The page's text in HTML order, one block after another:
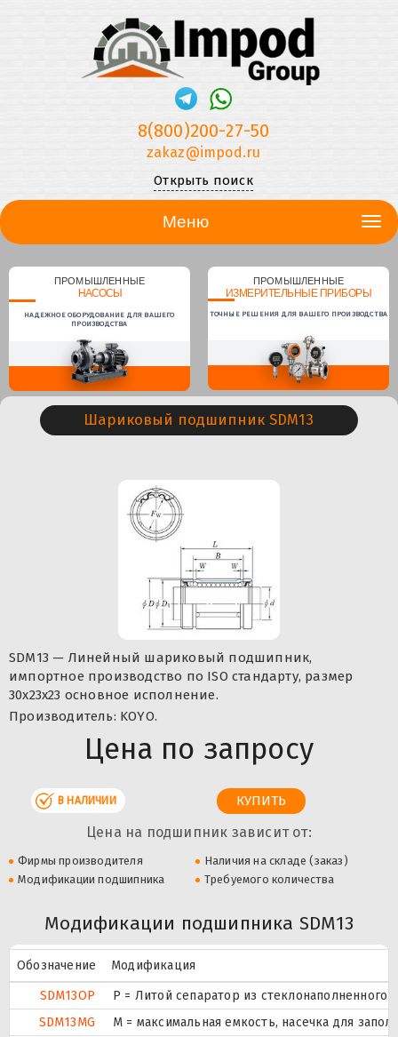
8(800)200-27-50
zakaz@impod.ru
Открыть поиск
Меню
ПРОМЫШЛЕННЫЕ
НАСОСЫ
НАДЕЖНОЕ ОБОРУДОВАНИЕ ДЛЯ ВАШЕГО
ПРОИЗВОДСТВА
ПРОМЫШЛЕННЫЕ
ИЗМЕРИТЕЛЬНЫЕ ПРИБОРЫ
ТОЧНЫЕ РЕШЕНИЯ ДЛЯ ВАШЕГО ПРОИЗВОДСТВА
Шариковый подшипник SDM13
SDM13 — Линейный шариковый подшипник,
импортное производство по ISO стандарту, размер
30x23x23 основное исполнение.
Производитель: KOYO.
Цена по запросу
В НАЛИЧИИ
Цена на подшипник зависит от:
Фирмы производителя
Наличия на складе (заказ)
Модификации подшипника
Требуемого количества
Модификации подшипника SDM13
Обозначение
Модификация
SDM13OP
P = Литой сепаратор из
SDM13MG
M = максимальная емкость, насечка для